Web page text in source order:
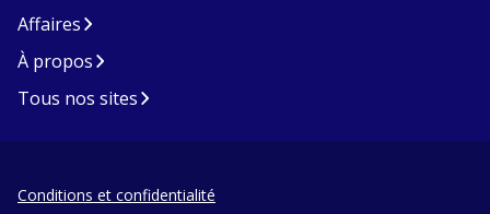
Affaires
À propos
Tous nos sites
Conditions et confidentialité